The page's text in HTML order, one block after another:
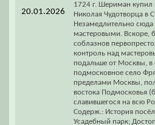
20.01.2026
1724 г. Шериман купил
Николая Чудотворца в
Незамедлительно
мастеровыми. Вскоре,
соблазнов
контроль над
подальше от Москвы, в
подмосковное село
пределами Москвы,
востока Подмосковья
славившегося на всю
Содерж.: История
Усадебный парк;